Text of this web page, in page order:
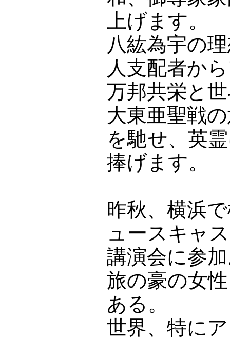
上げます。
八紘為宇の
人支配者か
万邦共栄と
大東亜聖戦
を馳せ、英
捧げます。
昨秋、横浜
ュースキャ
講演会に参
旅の豪の女
ある。
世界、特に